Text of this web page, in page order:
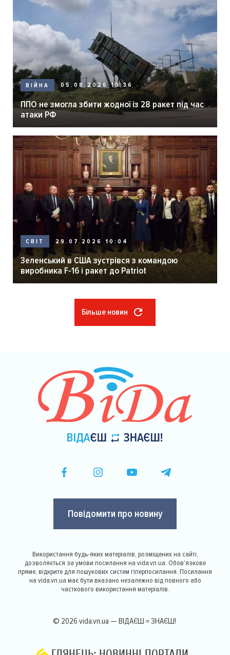
ВІЙНА 05.08.2026 10:36
ППО не змогла збити жодної із 28 ракет під час
атаки РФ
СВІТ 29.07.2026 10:04
Зеленський в США зустрівся з командою
виробника F-16 і ракет до Patriot
Більше новин
Повідомити про новину
Використання будь-яких матеріалів, розміщених на сайті,
дозволяється за умови посилання на vida.vn.ua. Обов'язкове
пряме, відкрите для пошукових систем гіперпосилання. Посилання
на vida.vn.ua має бути вказано незалежно від повного або
часткового використання матеріалів.
© 2026 vida.vn.ua — ВІДАЄШ = ЗНАЄШ!